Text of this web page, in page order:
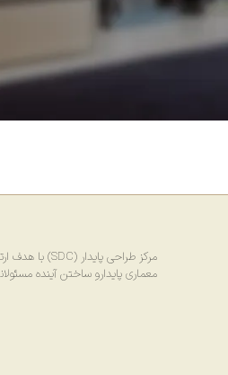
مرکز طراحی پایدار (SDC) با هدف ارتقای طراحی
معماری پایدارو ساختن آینده